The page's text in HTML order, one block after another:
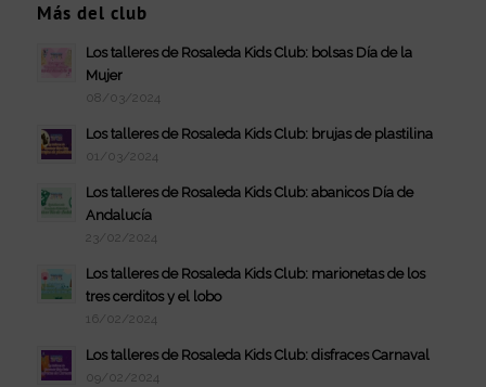
Más del club
Los talleres de Rosaleda Kids Club: bolsas Día de la
Mujer
08/03/2024
Los talleres de Rosaleda Kids Club: brujas de plastilina
01/03/2024
Los talleres de Rosaleda Kids Club: abanicos Día de
Andalucía
23/02/2024
Los talleres de Rosaleda Kids Club: marionetas de los
tres cerditos y el lobo
16/02/2024
Los talleres de Rosaleda Kids Club: disfraces Carnaval
09/02/2024